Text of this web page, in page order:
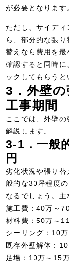
が必要となります
ただし、サイデ
ら、部分的な張
替えなら費用を最
確認すると同時に
ックしてもらうと
3．外壁
工事期間
ここでは、外壁
解説します。
3-1．一般
円
劣化状況や張り替
般的な30坪程度
なるでしょう。主
施工費：40万～
材料費：50万～
シーリング：10
既存外壁解体：
足場：10万～15